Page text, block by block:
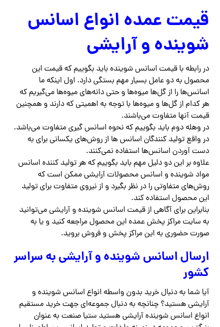
قیمت عمده انواع اسانس
شوینده و آرایشی
در رابطه با قیمت اسانس شوینده باید بگوییم که قیمت این
محصول به دو عامل بسیار مهم بستگی دارد. اول اینکه ما
اسانس‌ها را از گل‌ها میوه‌ها و حتی دانه‌های میوه‌ها می‌گیریم که
هر کدام از گل‌ها و میوه‌ها با توجه به‌ اهمیتی که دارند و همچنین
قیمت آنها متفاوت می‌باشند.
در وهله دوم باید بگوییم که نحوه اسانس گیری متفاوت می‌باشد.
در واقع تولید کنندگان اسانس‌ ها از روش‌های یکسانی برای به
دست آوردن اسانس‌ها استفاده نمی‌کنند.
علاوه بر این دو دلیل مهم باید بگوییم که هر تولید کننده اسانس
مواد شوینده و اسانس محصولات آرایشی ممکن است که
روش‌های متفاوتی را در نظر بگیرد و از نیروی متفاوت برای تولید
این محصول استفاده کند.
بنابراین برای آگاهی از قیمت اسانس شوینده و آرایشی می‌توانید
به سایت مراکز پخش عمده این محصول مراجعه کنید و یا به
صورت حضوری به این مراکز پخش و فروش بروید.
ارسال اسانس شوینده و آرایشی به سراسر
کشور
آیا شما به دنبال خرید بدون واسطه انواع اسانس شوینده و
آرایشی هستید؟ چنانچه به دنبال جموعه‌ای جهت خرید مستقیم
انواع اسانس شوینده آرایشی هستید ستیا صنعت به عنوان